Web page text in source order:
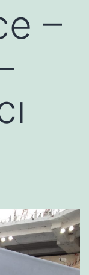
–